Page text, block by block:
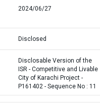
2024/06/27
Disclosed
Disclosable Version of the
ISR - Competitive and Livable
City of Karachi Project -
P161402 - Sequence No : 11